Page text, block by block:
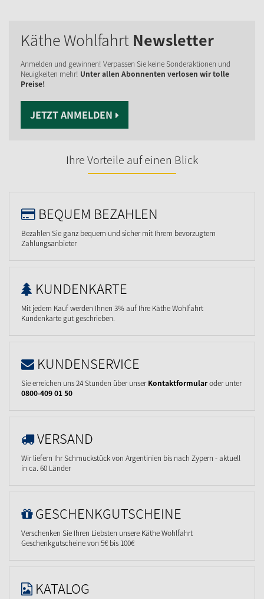
Käthe Wohlfahrt Newsletter
Anmelden und gewinnen! Verpassen Sie keine Sonderaktionen und
Neuigkeiten mehr! Unter allen Abonnenten verlosen wir tolle
Preise!
JETZT ANMELDEN
Ihre Vorteile auf einen Blick
BEQUEM BEZAHLEN
Bezahlen Sie ganz bequem und sicher mit Ihrem bevorzugtem
Zahlungsanbieter
KUNDENKARTE
Mit jedem Kauf werden Ihnen 3% auf Ihre Käthe Wohlfahrt
Kundenkarte gut geschrieben.
KUNDENSERVICE
Sie erreichen uns 24 Stunden über unserKontaktformularoder unter
0800-409 01 50
VERSAND
Wir liefern Ihr Schmuckstück von Argentinien bis nach Zypern - aktuell
in ca. 60 Länder
GESCHENKGUTSCHEINE
Verschenken Sie Ihren Liebsten unsere Käthe Wohlfahrt
Geschenkgutscheine von 5€ bis 100€
KATALOG